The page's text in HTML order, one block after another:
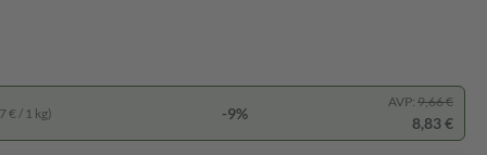
€ / 1 kg) -9%
AVP: 9,66 €
8,83 €